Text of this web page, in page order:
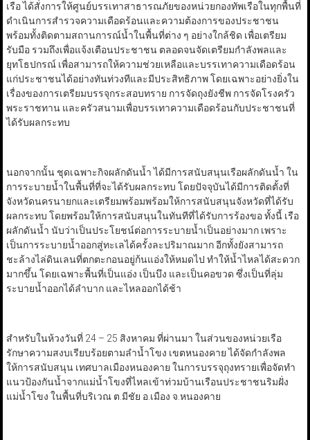
เรือ ได้สั่งการให้ศูนย์บรรเทาสาธารณภัยของหน่วยกองทัพเรือในทุกพื้นที่
ดำเนินการสำรวจความเดือดร้อนและความต้องการของประชาชน
พร้อมทั้งติดตามสถานการณ์น้ำในพื้นที่ต่าง ๆ อย่างใกล้ชิด เพื่อเตรียม
รับมือ รวมถึงเพื่อแจ้งเตือนประชาชน ตลอดจนจัดเตรียมกำลังพลและ
ยุทโธปกรณ์ เพื่อสามารถให้ความช่วยเหลือและบรรเทาความเดือดร้อน
แก่ประชาชนได้อย่างทันท่วงทีและมีประสิทธิภาพ โดยเฉพาะอย่างยิ่งใน
เรื่องของการเตรียมบรรจุกระสอบทราย การจัดถุงยังชีพ การจัดโรงครัว
พระราชทาน และครัวสนามเพื่อบรรเทาความเดือดร้อนกับประชาชนที่
ได้รับผลกระทบ
นอกจากนั้น ชุดเฉพาะกิจผลักดันน้ำ ได้มีการสนับสนุนเรือผลักดันน้ำ ใน
การระบายน้ำในพื้นที่ที่จะได้รับผลกระทบ โดยปัจจุบันได้มีการติดตั้งที่
จังหวัดนครนายกและเตรียมพร้อมพร้อมให้การสนับสนุนจังหวัดที่ได้รับ
ผลกระทบ โดยพร้อมให้การสนับสนุนในทันทีที่ได้รับการร้องขอ ทั้งนี้ เรือ
ผลักดันน้ำ นับว่าเป็นประโยชน์ต่อการระบายน้ำเป็นอย่างมาก เพราะ
เป็นการระบายน้ำออกสู่ทะเลได้ครั้งละปริมาณมาก อีกทั้งยังสามารถ
ชะล้างไล่ดินเลนที่ตกตะกอนอยู่ก้นแอ่งให้หมดไป ทำให้น้ำไหลได้สะดวก
มากขึ้น โดยเฉพาะพื้นที่เป็นแอ่ง เป็นบึง และเป็นคอขวด ซึ่งเป็นที่ลุ่ม
ระบายน้ำออกได้ลำบาก และไหลออกได้ช้า
สำหรับในห้วงวันที่ 24 – 25 สิงหาคม ที่ผ่านมา ในส่วนของหน่วยเรือ
รักษาความสงบเรียบร้อยตามลำน้ำโขง เขตหนองคาย ได้จัดกำลังพล
ให้การสนับสนุน เทศบาลเมืองหนองคาย ในการบรรจุถุงทรายเพื่อจัดทำ
แนวป้องกันน้ำจากแม่น้ำโขงที่ไหลเข้าท่วมบ้านเรือนประชาชนริมฝั่ง
แม่น้ำโขง ในพื้นที่บริเวณ ต.มีชัย อ.เมือง จ.หนองคาย